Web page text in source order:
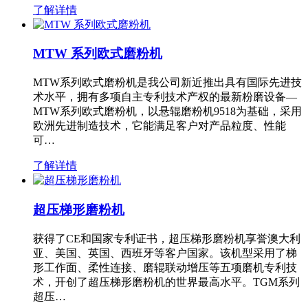
了解详情
MTW 系列欧式磨粉机
MTW系列欧式磨粉机是我公司新近推出具有国际先进技
术水平，拥有多项自主专利技术产权的最新粉磨设备—
MTW系列欧式磨粉机，以悬辊磨粉机9518为基础，采用
欧洲先进制造技术，它能满足客户对产品粒度、性能
可…
了解详情
超压梯形磨粉机
获得了CE和国家专利证书，超压梯形磨粉机享誉澳大利
亚、美国、英国、西班牙等客户国家。该机型采用了梯
形工作面、柔性连接、磨辊联动增压等五项磨机专利技
术，开创了超压梯形磨粉机的世界最高水平。TGM系列
超压…